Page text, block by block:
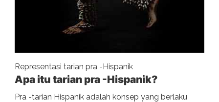
Representasi tarian pra -Hispanik
Apa itu tarian pra -Hispanik?
Pra -tarian Hispanik adalah konsep yang berlaku